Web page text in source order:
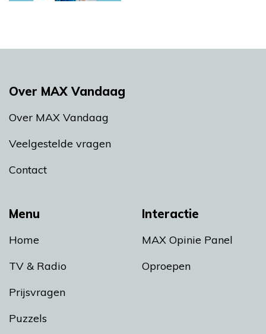
Menu
Home
TV & Radio
Prijsvragen
Puzzels
Interactie
MAX Opinie Panel
Oproepen
Over MAX Vandaag
Over MAX Vandaag
Veelgestelde vragen
Contact